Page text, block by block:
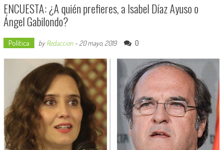
ENCUESTA: ¿A quién prefieres, a Isabel Díaz Ayuso o
Ángel Gabilondo?
Política byRedaccion- 20 mayo, 2019 0